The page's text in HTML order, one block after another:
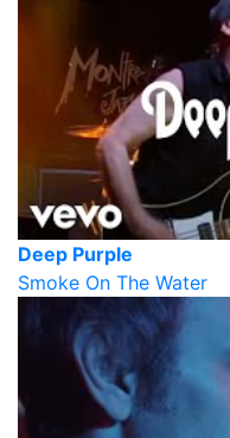
Deep Purple
Smoke On The Water